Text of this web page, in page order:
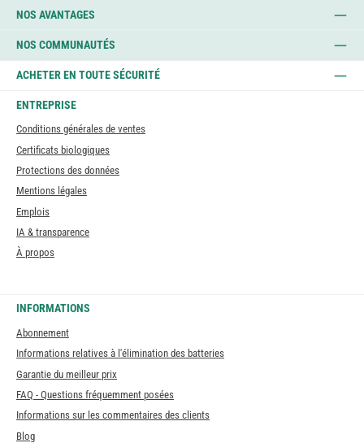
NOS AVANTAGES
NOS COMMUNAUTÉS
ACHETER EN TOUTE SÉCURITÉ
ENTREPRISE
Conditions générales de ventes
Certificats biologiques
Protections des données
Mentions légales
Emplois
IA & transparence
À propos
INFORMATIONS
Abonnement
Informations relatives à l'élimination des batteries
Garantie du meilleur prix
FAQ - Questions fréquemment posées
Informations sur les commentaires des clients
Blog